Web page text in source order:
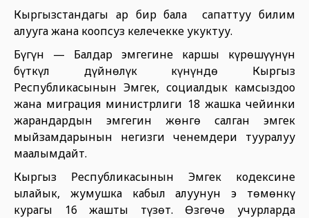
Кыргызстандагы ар бир бала сапаттуу билим
алууга жана коопсуз келечекке укуктуу.
Бүгүн — Балдар эмгегине каршы күрөшүүнүн
бүткүл дүйнөлүк күнүндө Кыргыз
Республикасынын Эмгек, социалдык камсыздоо
жана миграция министрлиги 18 жашка чейинки
жарандардын эмгегин жөнгө салган эмгек
мыйзамдарынын негизги ченемдери тууралуу
маалымдайт.
Кыргыз Республикасынын Эмгек кодексине
ылайык, жумушка кабыл алуунун эң төмөнкү
курагы 16 жашты түзөт. Өзгөчө учурларда